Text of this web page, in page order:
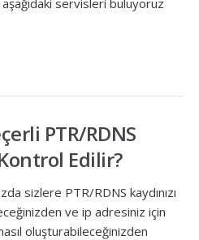
servisleri buluyoruz
PTR/RDNS
Edilir?
sizlere PTR/RDNS kaydınızı
ve ip adresiniz için
oluşturabileceğinizden